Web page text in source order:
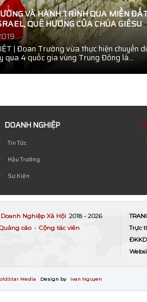
VÀ HÀNH TRÌNH QUA MIỀN
QUÊ HƯƠNG CỦA CHÚA GIÊSU
| Đoan Trường vừa thực hiện chuyến
qua 4 quốc gia vùng Trung Đông là...
DOANH NGHIỆP
Tin Tức
Hậu Trường
Sự Kiện
Doanh Nghiệp Xã Hội 2018 - 2026
cáo • Cộng tác viên
Trực
Media Design by Ivan Nguyen